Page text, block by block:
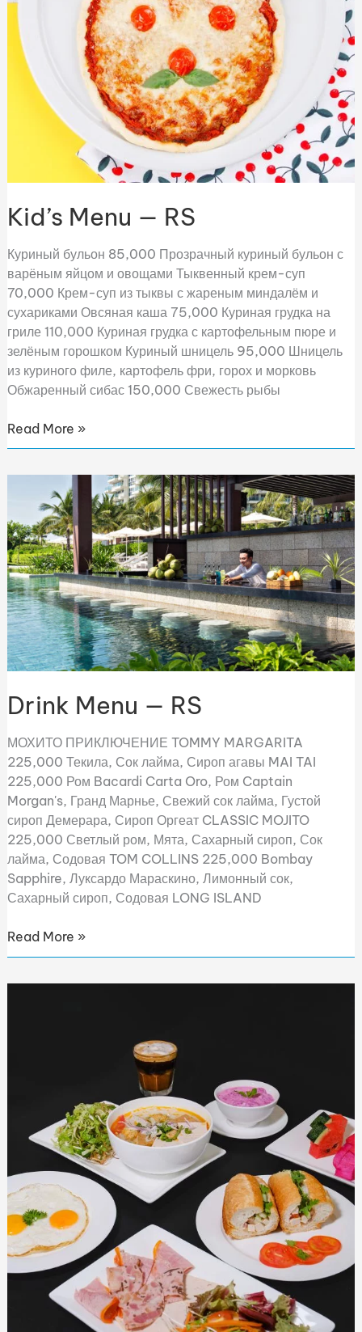
Kid’s Menu — RS
Куриный бульон 85,000 Прозрачный куриный бульон с
варёным яйцом и овощами Тыквенный крем-суп
70,000 Крем-суп из тыквы с жареным миндалём и
сухариками Овсяная каша 75,000 Куриная грудка на
гриле 110,000 Куриная грудка с картофельным пюре и
зелёным горошком Куриный шницель 95,000 Шницель
из куриного филе, картофель фри, горох и морковь
Обжаренный сибас 150,000 Свежесть рыбы
Read More »
Drink Menu — RS
МОХИТО ПРИКЛЮЧЕНИЕ TOMMY MARGARITA
225,000 Текила, Сок лайма, Сироп агавы MAI TAI
225,000 Ром Bacardi Carta Oro, Ром Captain
Morgan's, Гранд Марнье, Свежий сок лайма, Густой
сироп Демерара, Сироп Оргеат CLASSIC MOJITO
225,000 Светлый ром, Мята, Сахарный сироп, Сок
лайма, Содовая TOM COLLINS 225,000 Bombay
Sapphire, Луксардо Мараскино, Лимонный сок,
Сахарный сироп, Содовая LONG ISLAND
Menu
—
RS
Read More »